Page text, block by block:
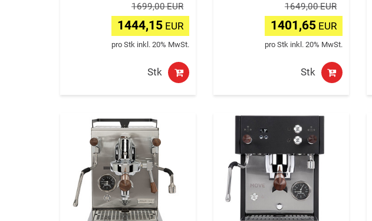
1699,00 EUR
1444,15 EUR
pro Stk inkl. 20% MwSt.
Stk
1649,00 EUR
1401,65EUR
pro Stk inkl. 20% MwSt.
Stk